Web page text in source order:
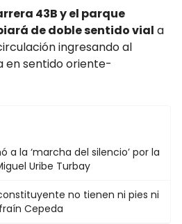
43B y el parque
de doble sentido vial a
ingresando al
en sentido oriente-
a la ‘marcha del silencio’ por la
Uribe Turbay
constituyente no tienen ni pies ni
Cepeda